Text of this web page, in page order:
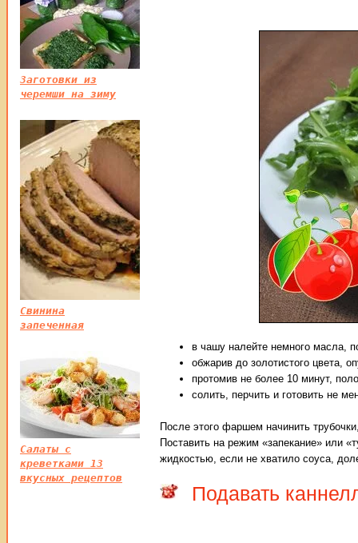
в чашу налейте немного масла,
обжарив до золотистого цвета,
протомив не более 10 минут,
солить, перчить и готовить не
После этого фаршем начинить
Поставить на режим «запекание» или
жидкостью, если не хватило соуса,
Подавать
Заготовки из
черемши на зиму
Свинина
запеченная
Салаты с
креветками 13
вкусных рецептов